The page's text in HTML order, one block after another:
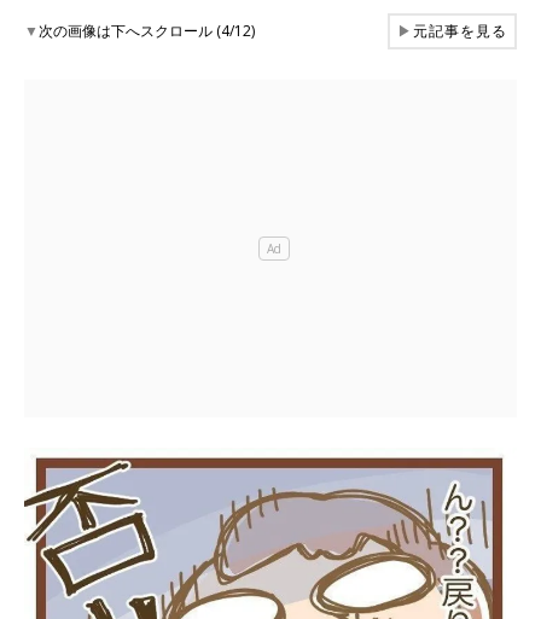
▼次の画像は下へスクロール (4/12) ▶元記事を見る